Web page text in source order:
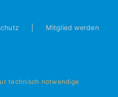
Mitglied werden
technisch notwendige